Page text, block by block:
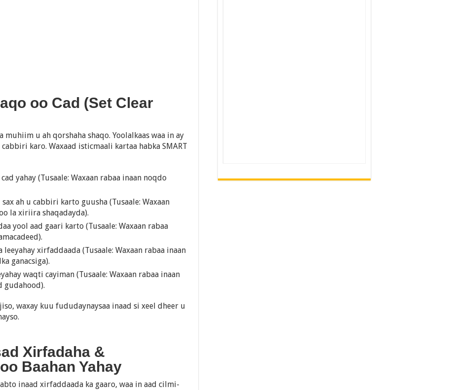
oo Cad (Set Clear
u ah qorshaha shaqo. Yoolalkaas waa in ay
karo. Waxaad isticmaali kartaa habka SMART
yahay (Tusaale: Waxaan rabaa inaan noqdo
ah u cabbiri karto guusha (Tusaale: Waxaan
la xiriira shaqadayda).
yool aad gaari karto (Tusaale: Waxaan rabaa
xirfaddaada (Tusaale: Waxaan rabaa inaan
ganacsiga).
waqti cayiman (Tusaale: Waxaan rabaa inaan
gudahood).
waxay kuu fududaynaysaa inaad si xeel dheer u
Xirfadaha &
Baahan Yahay
inaad xirfaddaada ka gaaro, waa in aad cilmi-